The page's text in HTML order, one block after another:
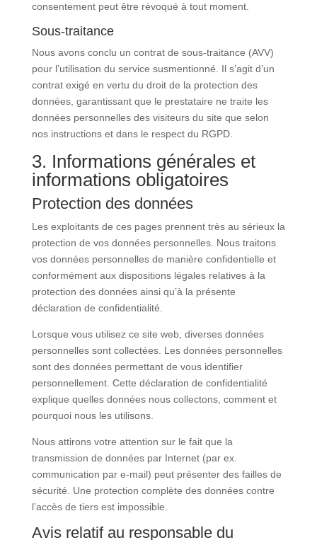
consentement peut être révoqué à tout moment.
Sous-traitance
Nous avons conclu un contrat de sous-traitance (AVV)
pour l’utilisation du service susmentionné. Il s’agit d’un
contrat exigé en vertu du droit de la protection des
données, garantissant que le prestataire ne traite les
données personnelles des visiteurs du site que selon
nos instructions et dans le respect du RGPD.
3. Informations générales et
informations obligatoires
Protection des données
Les exploitants de ces pages prennent très au sérieux la
protection de vos données personnelles. Nous traitons
vos données personnelles de manière confidentielle et
conformément aux dispositions légales relatives à la
protection des données ainsi qu’à la présente
déclaration de confidentialité.
Lorsque vous utilisez ce site web, diverses données
personnelles sont collectées. Les données personnelles
sont des données permettant de vous identifier
personnellement. Cette déclaration de confidentialité
explique quelles données nous collectons, comment et
pourquoi nous les utilisons.
Nous attirons votre attention sur le fait que la
transmission de données par Internet (par ex.
communication par e-mail) peut présenter des failles de
sécurité. Une protection complète des données contre
l’accès de tiers est impossible.
Avis relatif au responsable du